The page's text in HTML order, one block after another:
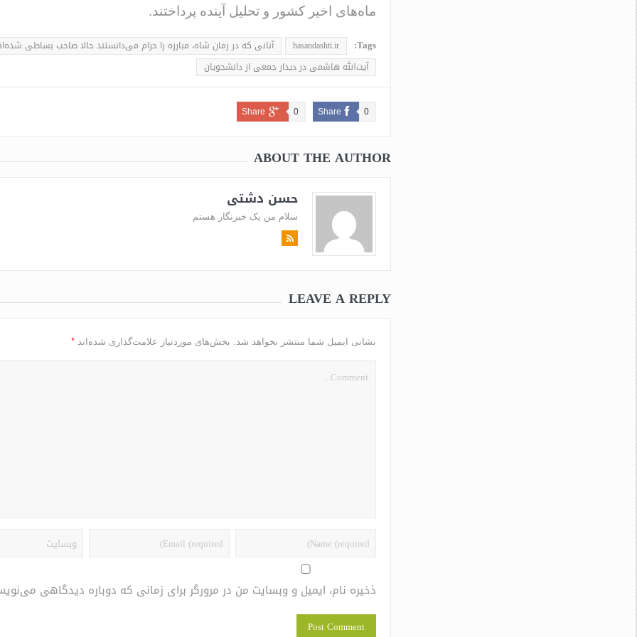
ماه‌های اخیر کشور و تحلیل آینده پرداختند.
Tags:
hasandashti.ir
آنانی که در زمان شاه، مبارزه را حرام می‌دانستند حالا صاحب بساطی
آیت‌الله هاشمی در دیدار جمعی از دانشجویان
Share 0
Share 0
ABOUT THE AUTHOR
حسن دشتی
سلام من یک خبرنگار هستم
LEAVE A REPLY
نشانی ایمیل شما منتشر نخواهد شد. بخش‌های موردنیاز علامت‌گذاری شده‌اند *
ذخیره نام، ایمیل و وبسایت من در مرورگر برای زمانی که دوباره دیدگاهی